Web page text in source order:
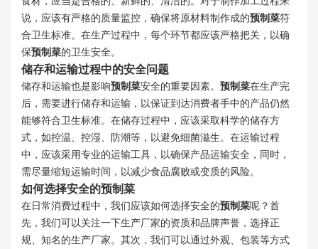
说，应该有严格的质量监控，确保将原材料制作成的预制菜符
合卫生标准。在生产过程中，每个环节都应该严格把关，以确
保预制菜的卫生安全。
储存和运输过程中的安全问题
储存和运输也是影响预制菜安全的重要因素。 预制菜在生产完
后，需要进行储存和运输，以保证到达消费者手中的产品仍然
能够符合卫生标准。在储存过程中，应该采取科学的储存方
式，如控温、控湿、防潮等，以避免细菌滋生。在运输过程
中，应该采用专业的运输工具，以确保产品运输安全，同时，
需尽量缩短运输时间，以减少食品腐败或变质的风险。
如何选择安全的预制菜
在日常消费过程中，我们应该如何选择安全的预制菜呢？首
先，我们可以关注一下生产厂家的资质和品牌声誉，选择正
规、知名的生产厂家。其次，我们可以通过外观、包装等方式